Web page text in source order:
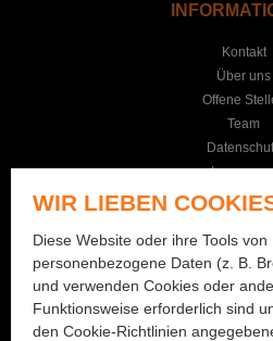
Kontakt
Über uns
Offene
Team
AGB
3114
+41 (0)31 781
WIR LIEBEN
Diese Website oder ihre Tools
personenbezogene Daten (z. B.
und verwenden Cookies oder
Funktionsweise erforderlich sind
den Cookie-Richtlinien